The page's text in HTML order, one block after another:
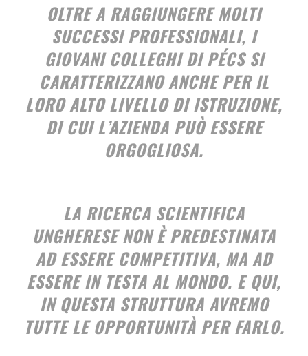
OLTRE A RAGGIUNGERE MOLTI
SUCCESSI PROFESSIONALI, I
GIOVANI COLLEGHI DI PÉCS SI
CARATTERIZZANO ANCHE PER IL
LORO ALTO LIVELLO DI ISTRUZIONE,
DI CUI L’AZIENDA PUÒ ESSERE
ORGOGLIOSA.
LA RICERCA SCIENTIFICA
UNGHERESE NON È PREDESTINATA
AD ESSERE COMPETITIVA, MA AD
ESSERE IN TESTA AL MONDO. E QUI,
IN QUESTA STRUTTURA AVREMO
TUTTE LE OPPORTUNITÀ PER FARLO.